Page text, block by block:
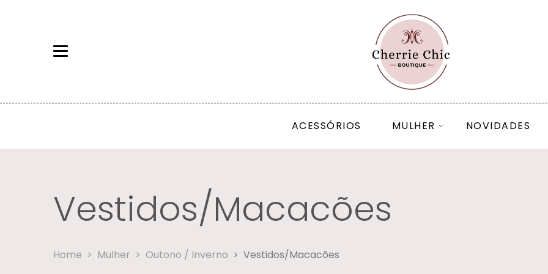
ACESSÓRIOS MULHER NOVIDADES
Vestidos/Macacões
Vestidos/Macacões
Home Mulher Outono / Inverno Vestidos/Macacões